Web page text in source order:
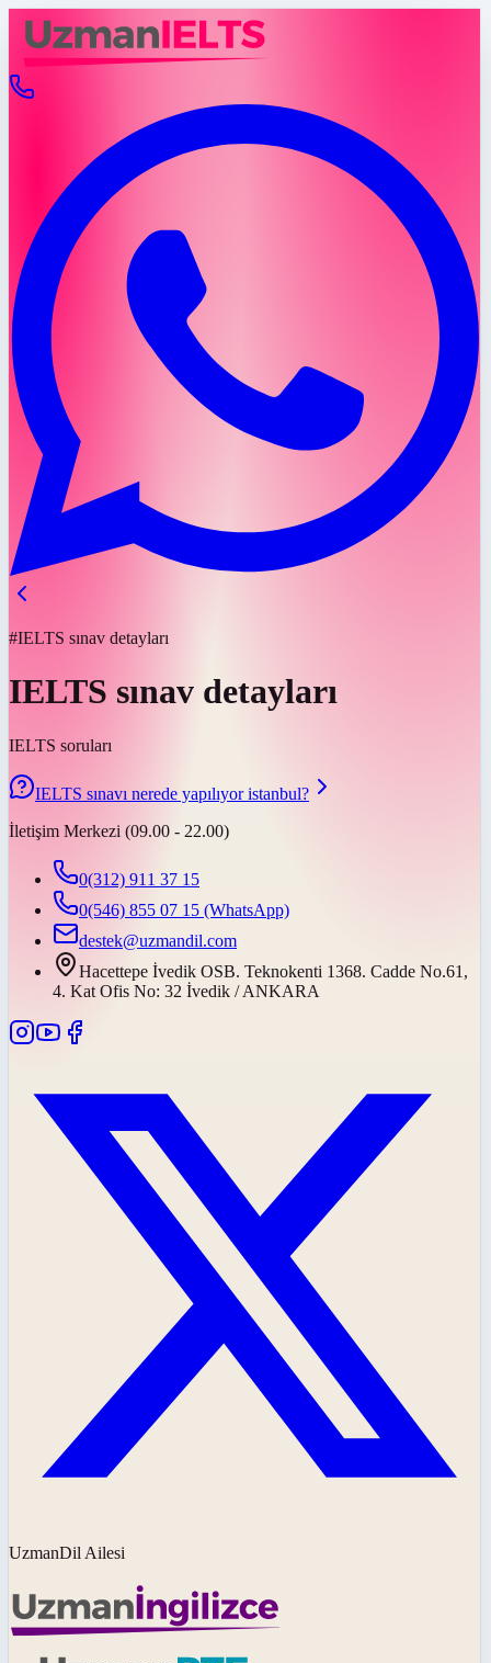
#IELTS sınav detayları
IELTS sınav detayları
IELTS soruları
IELTS sınavı nerede yapılıyor istanbul?
İletişim Merkezi (09.00 - 22.00)
0(312) 911 37 15
0(546) 855 07 15 (WhatsApp)
destek@uzmandil.com
Hacettepe İvedik OSB. Teknokenti 1368. Cadde No.61,
4. Kat Ofis No: 32 İvedik / ANKARA
UzmanDil Ailesi